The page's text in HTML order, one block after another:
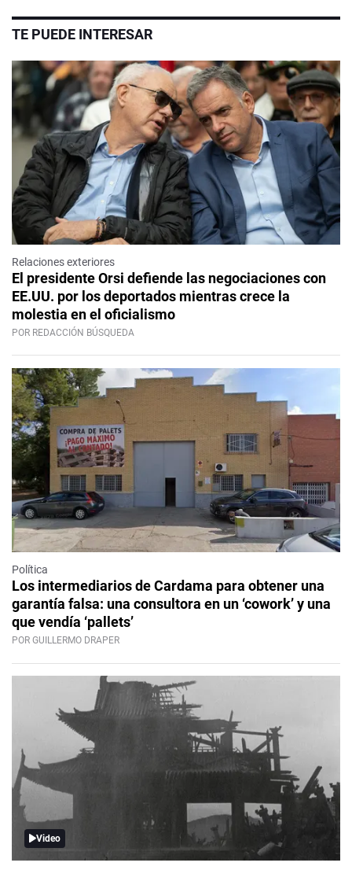
TE PUEDE INTERESAR
Relaciones exteriores
El presidente Orsi defiende las negociaciones con
EE.UU. por los deportados mientras crece la
molestia en el oficialismo
POR REDACCIÓN BÚSQUEDA
Política
Los intermediarios de Cardama para obtener una
garantía falsa: una consultora en un ‘cowork’ y una
que vendía ‘pallets’
POR GUILLERMO DRAPER
Video